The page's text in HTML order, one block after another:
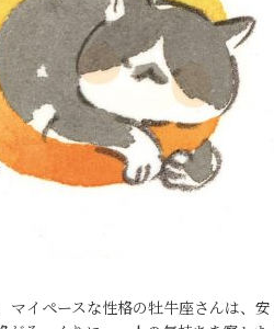
イペースな性格の牡牛座さんは、安